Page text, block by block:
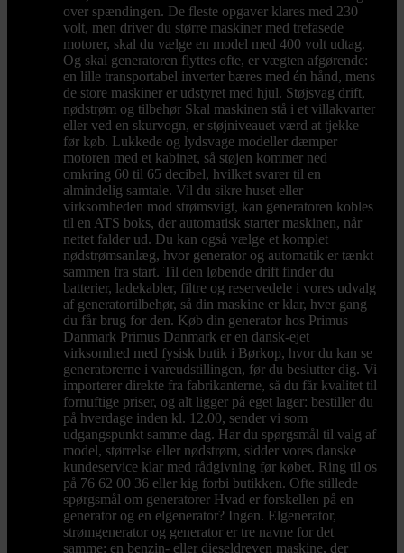
over spændingen. De fleste opgaver klares med 230
volt, men driver du større maskiner med trefasede
motorer, skal du vælge en model med 400 volt udtag.
Og skal generatoren flyttes ofte, er vægten afgørende:
en lille transportabel inverter bæres med én hånd, mens
de store maskiner er udstyret med hjul. Støjsvag drift,
nødstrøm og tilbehør Skal maskinen stå i et villakvarter
eller ved en skurvogn, er støjniveauet værd at tjekke
før køb. Lukkede og lydsvage modeller dæmper
motoren med et kabinet, så støjen kommer ned
omkring 60 til 65 decibel, hvilket svarer til en
almindelig samtale. Vil du sikre huset eller
virksomheden mod strømsvigt, kan generatoren kobles
til en ATS boks, der automatisk starter maskinen, når
nettet falder ud. Du kan også vælge et komplet
nødstrømsanlæg, hvor generator og automatik er tænkt
sammen fra start. Til den løbende drift finder du
batterier, ladekabler, filtre og reservedele i vores udvalg
af generatortilbehør, så din maskine er klar, hver gang
du får brug for den. Køb din generator hos Primus
Danmark Primus Danmark er en dansk-ejet
virksomhed med fysisk butik i Børkop, hvor du kan se
generatorerne i vareudstillingen, før du beslutter dig. Vi
importerer direkte fra fabrikanterne, så du får kvalitet til
fornuftige priser, og alt ligger på eget lager: bestiller du
på hverdage inden kl. 12.00, sender vi som
udgangspunkt samme dag. Har du spørgsmål til valg af
model, størrelse eller nødstrøm, sidder vores danske
kundeservice klar med rådgivning før købet. Ring til os
på 76 62 00 36 eller kig forbi butikken. Ofte stillede
spørgsmål om generatorer Hvad er forskellen på en
generator og en elgenerator? Ingen. Elgenerator,
strømgenerator og generator er tre navne for det
samme: en benzin- eller dieseldreven maskine, der